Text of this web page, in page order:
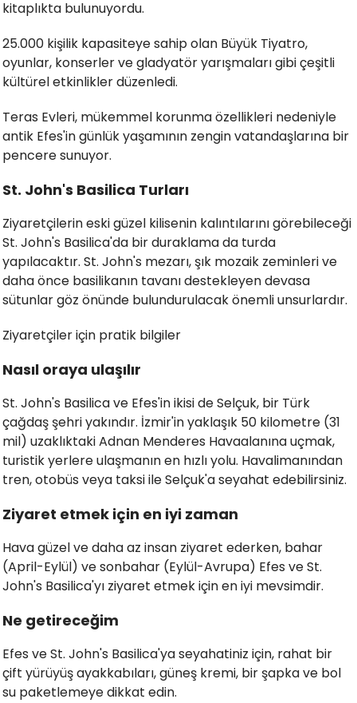
kitaplıkta bulunuyordu.
25.000 kişilik kapasiteye sahip olan Büyük Tiyatro,
oyunlar, konserler ve gladyatör yarışmaları gibi çeşitli
kültürel etkinlikler düzenledi.
Teras Evleri, mükemmel korunma özellikleri nedeniyle
antik Efes'in günlük yaşamının zengin vatandaşlarına bir
pencere sunuyor.
St. John's Basilica Turları
Ziyaretçilerin eski güzel kilisenin kalıntılarını görebileceği
St. John's Basilica'da bir duraklama da turda
yapılacaktır. St. John's mezarı, şık mozaik zeminleri ve
daha önce basilikanın tavanı destekleyen devasa
sütunlar göz önünde bulundurulacak önemli unsurlardır.
Ziyaretçiler için pratik bilgiler
Nasıl oraya ulaşılır
St. John's Basilica ve Efes'in ikisi de Selçuk, bir Türk
çağdaş şehri yakındır. İzmir'in yaklaşık 50 kilometre (31
mil) uzaklıktaki Adnan Menderes Havaalanına uçmak,
turistik yerlere ulaşmanın en hızlı yolu. Havalimanından
tren, otobüs veya taksi ile Selçuk'a seyahat edebilirsiniz.
Ziyaret etmek için en iyi zaman
Hava güzel ve daha az insan ziyaret ederken, bahar
(April-Eylül) ve sonbahar (Eylül-Avrupa) Efes ve St.
John's Basilica'yı ziyaret etmek için en iyi mevsimdir.
Ne getireceğim
Efes ve St. John's Basilica'ya seyahatiniz için, rahat bir
çift yürüyüş ayakkabıları, güneş kremi, bir şapka ve bol
su paketlemeye dikkat edin.